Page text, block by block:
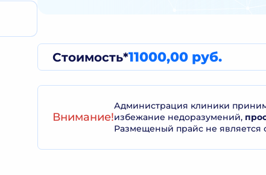
Стоимость*11000,00 руб.
Внимание!
Администрация клиники
избежание недоразумений,
Размещеный прайс не является